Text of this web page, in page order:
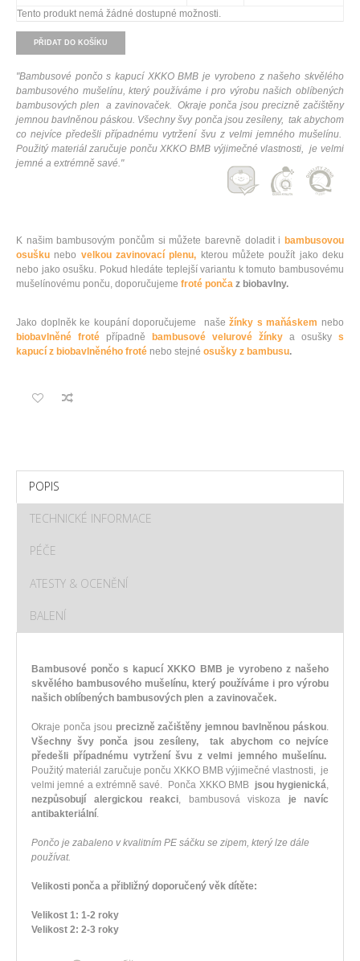
Tento produkt nemá žádné dostupné možnosti.
PŘIDAT DO KOŠÍKU
"Bambusové pončo s kapucí XKKO BMB je vyrobeno z našeho skvělého
bambusového mušelínu, který používáme i pro výrobu našich oblíbených
bambusových plen a zavinovaček.
Okraje ponča jsou precizně začištěny
jemnou bavlněnou páskou. Všechny švy ponča jsou zesíleny, tak abychom
co nejvíce předešli případnému vytržení švu z velmi jemného mušelínu.
Použitý materiál zaručuje ponču XKKO BMB výjimečné vlastnosti, je velmi
jemné a extrémně savé."
K našim bambusovým pončům si můžete barevně doladit i bambusovou
osušku nebo velkou zavinovací plenu, kterou můžete použít jako deku
nebo jako osušku. Pokud hledáte teplejší variantu k tomuto bambusovému
mušelínovému ponču, doporučujeme froté ponča z biobavlny.
Jako doplněk ke koupání doporučujeme našežínky s maňáskem nebo
biobavlněné froté případně bambusové velurové žínky a osušky s
kapucí z biobavlněného froté nebo stejné osušky z bambusu.
POPIS
TECHNICKÉ INFORMACE
PÉČE
ATESTY & OCENĚNÍ
BALENÍ
Bambusové pončo s kapucí XKKO BMB je vyrobeno z našeho
skvělého bambusového mušelínu, který používáme i pro výrobu
našich oblíbených bambusových plen a zavinovaček.
Okraje ponča jsou precizně začištěny jemnou bavlněnou páskou.
Všechny švy ponča jsou zesíleny, tak abychom co nejvíce
předešli případnému vytržení švu z velmi jemného mušelínu.
Použitý materiál zaručuje ponču XKKO BMB výjimečné vlastnosti, je
velmi jemné a extrémně savé. Ponča XKKO BMB jsou hygienická,
nezpůsobují alergickou reakci, bambusová viskoza je navíc
antibakteriální.
Pončo je zabaleno v kvalitním PE sáčku se zipem, který lze dále
používat.
Velikosti ponča a přibližný doporučený věk dítěte:
Velikost 1: 1-2 roky
Velikost 2: 2-3 roky